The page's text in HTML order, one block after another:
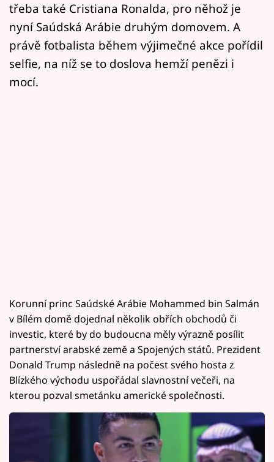
třeba také Cristiana Ronalda, pro něhož je
nyní Saúdská Arábie druhým domovem. A
právě fotbalista během výjimečné akce pořídil
selfie, na níž se to doslova hemží penězi i
mocí.
Korunní princ Saúdské Arábie Mohammed bin Salmán
v Bílém domě dojednal několik obřích obchodů či
investic, které by do budoucna měly výrazně posílit
partnerství arabské země a Spojených států. Prezident
Donald Trump následně na počest svého hosta z
Blízkého východu uspořádal slavnostní večeři, na
kterou pozval smetánku americké společnosti.